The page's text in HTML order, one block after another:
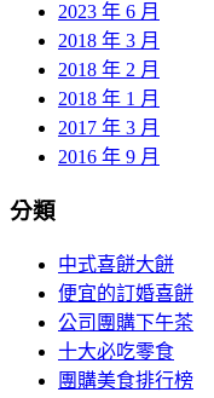
2023 年 6 月
2018 年 3 月
2018 年 2 月
2018 年 1 月
2017 年 3 月
2016 年 9 月
分類
中式喜餅大餅
便宜的訂婚喜餅
公司團購下午茶
十大必吃零食
團購美食排行榜